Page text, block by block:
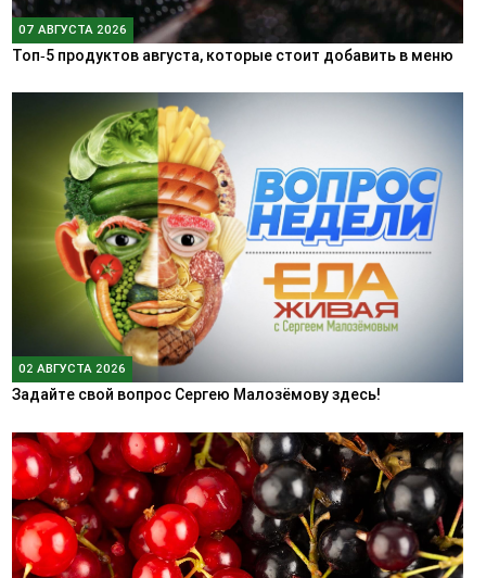
07 АВГУСТА 2026
Топ‑5 продуктов августа, которые стоит добавить в меню
02 АВГУСТА 2026
Задайте свой вопрос Сергею Малозёмову здесь!